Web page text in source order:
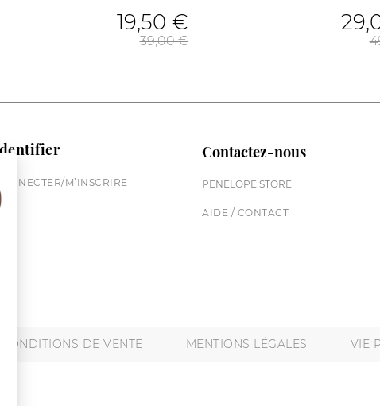
19,50 €
39,00 €
M’INSCRIRE
Contactez-nous
PENELOPE STORE
AIDE / CONTACT
CONDITIONS DE VENTE MENTIONS LÉGALES VIE